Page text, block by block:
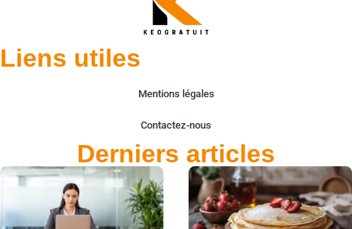
Liens utiles
Mentions légales
Contactez-nous
Derniers articles